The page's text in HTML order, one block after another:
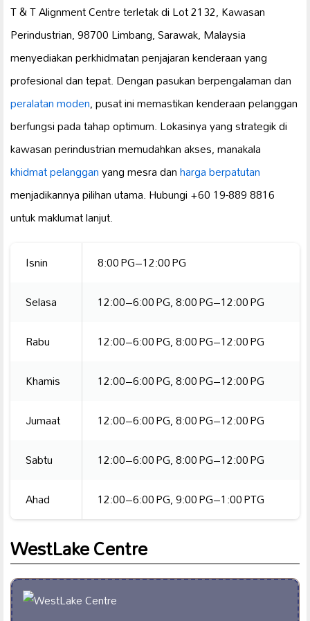
T & T Alignment Centre terletak di Lot 2132, Kawasan
Perindustrian, 98700 Limbang, Sarawak, Malaysia
menyediakan perkhidmatan penjajaran kenderaan yang
profesional dan tepat. Dengan pasukan berpengalaman dan
peralatan moden, pusat ini memastikan kenderaan pelanggan
berfungsi pada tahap optimum. Lokasinya yang strategik di
kawasan perindustrian memudahkan akses, manakala
khidmat pelangganyang mesra danharga berpatutan
menjadikannya pilihan utama. Hubungi +60 19-889 8816
untuk maklumat lanjut.
Isnin
8:00 PG–12:00 PG
Selasa
12:00–6:00 PG, 8:00 PG–12:00 PG
Rabu
12:00–6:00 PG, 8:00 PG–12:00 PG
Khamis
12:00–6:00 PG, 8:00 PG–12:00 PG
Jumaat
12:00–6:00 PG, 8:00 PG–12:00 PG
Sabtu
12:00–6:00 PG, 8:00 PG–12:00 PG
Ahad
12:00–6:00 PG, 9:00 PG–1:00 PTG
WestLake Centre